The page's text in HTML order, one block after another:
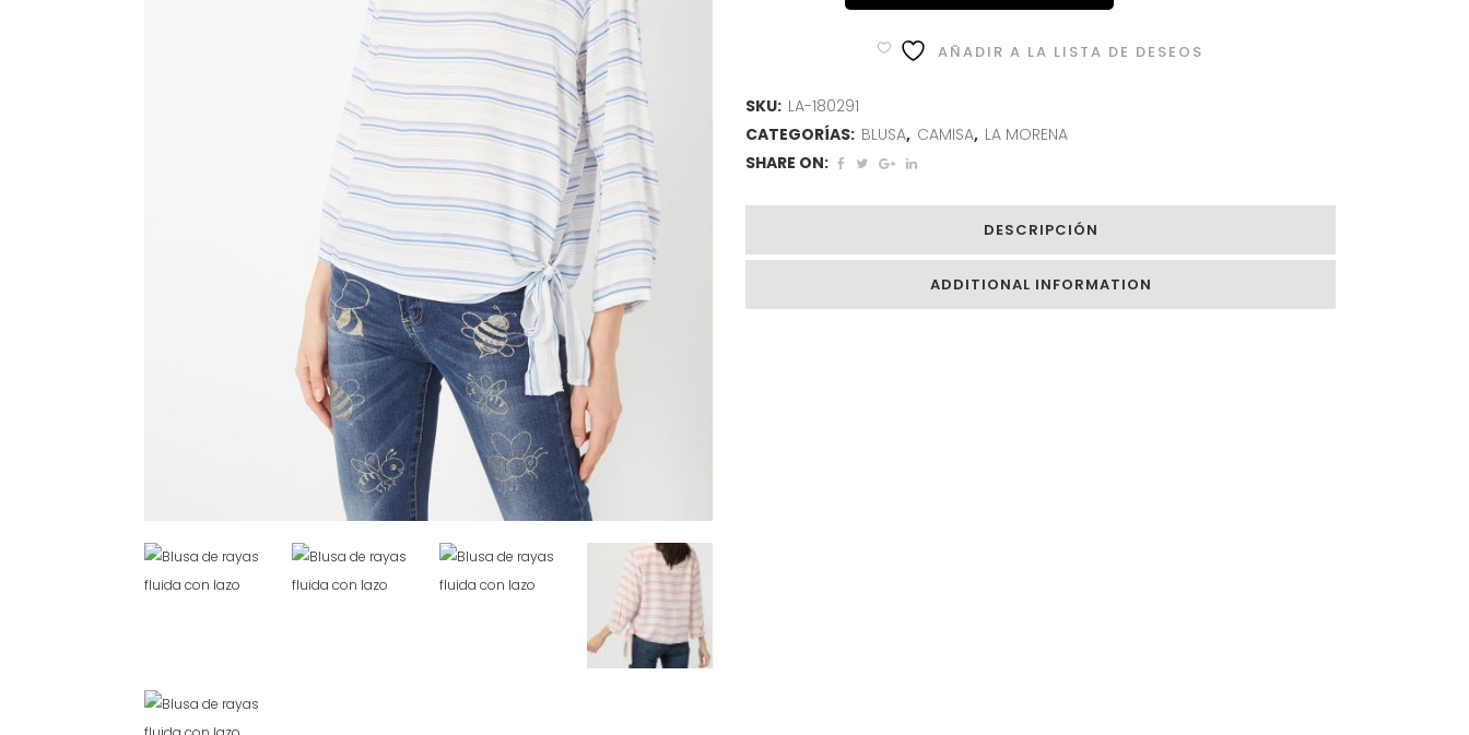
AÑADIR A LA LISTA DE DESEOS
SKU: LA-180291
CATEGORÍAS: BLUSA, CAMISA, LA MORENA
SHARE ON:
DESCRIPCIÓN
ADDITIONAL INFORMATION